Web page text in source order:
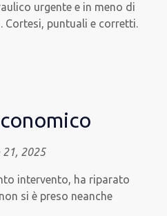
urgente e in meno di
Cortesi, puntuali e corretti.
21, 2025
intervento, ha riparato
si è preso neanche